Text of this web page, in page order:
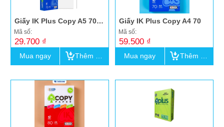
Bao da đựng giấy tờ xe
Thẻ chấm công
Lau bảng, Nước lau bảng trắng
Bảng trắng mika
Dụng cụ khác
Súng bắn gỗ
Giấy IK Plus Copy A5 70 (Indo)
Mã số:
29.700 ₫
Mua ngay
Giấy IK Plus Copy A4 70
Mã số:
59.500 ₫
Mua ngay